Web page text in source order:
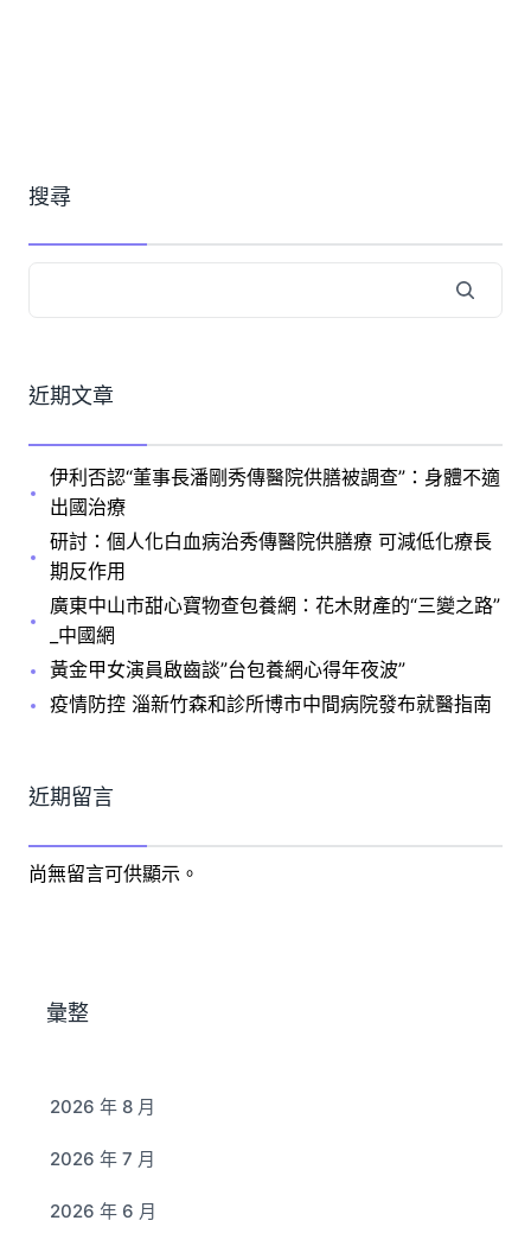
搜尋
近期文章
伊利否認“董事長潘剛秀傳醫院供膳被調查”：身體不適
出國治療
研討：個人化白血病治秀傳醫院供膳療 可減低化療長
期反作用
廣東中山市甜心寶物查包養網：花木財產的“三變之路”
_中國網
黃金甲女演員啟齒談”台包養網心得年夜波”
疫情防控 淄新竹森和診所博市中間病院發布就醫指南
近期留言
尚無留言可供顯示。
彙整
2026 年 8 月
2026 年 7 月
2026 年 6 月